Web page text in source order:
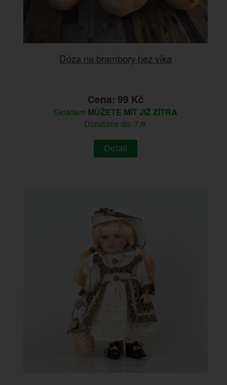
Dóza na brambory bez víka
Cena: 99 Kč
Skladem MŮŽETE MÍT JIŽ ZÍTRA
Doručíme do: 7.8.
Detail